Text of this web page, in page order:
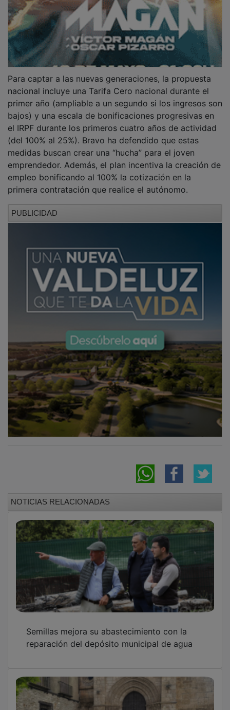
nacional incluye una Tarifa Cero nacional durante el
primer año (ampliable a un segundo si los ingresos son
bajos) y una escala de bonificaciones progresivas en
el IRPF durante los primeros cuatro años de actividad
(del 100% al 25%). Bravo ha defendido que estas
medidas buscan crear una “hucha” para el joven
emprendedor. Además, el plan incentiva la creación de
empleo bonificando al 100% la cotización en la
primera contratación que realice el autónomo.
reparación del depósito municipal de agua